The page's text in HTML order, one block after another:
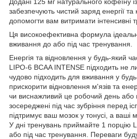
забезпечують чистий заряд енергії
допомогти вам витримати інтенсивні
Ця високоефективна формула
вживання до або під час тренування.
Енергія та відновлення у будь-який
LIPO-6 BCAA INTENSE підходить не
чудово підходить для вживання у
прискорити відновлення м'язів та
чи виснажливий це робочий день або
зосереджені під час зубріння перед
підтримує ваш мозок у тонусі, а ваші
У дні тренувань приймайте 1 порцію
або під час тренування. Переваги